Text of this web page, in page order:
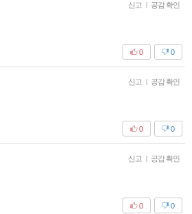
신고 | 공감 확인
0
0
신고 | 공감 확인
0
0
신고 | 공감 확인
0
0